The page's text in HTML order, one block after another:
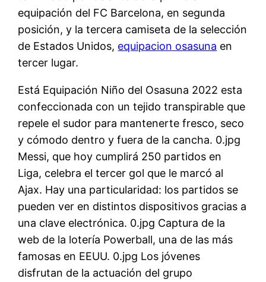
equipación del FC Barcelona, en segunda
posición, y la tercera camiseta de la selección
de Estados Unidos, equipacion osasuna en
tercer lugar.
Está Equipación Niño del Osasuna 2022 esta
confeccionada con un tejido transpirable que
repele el sudor para mantenerte fresco, seco
y cómodo dentro y fuera de la cancha. 0.jpg
Messi, que hoy cumplirá 250 partidos en
Liga, celebra el tercer gol que le marcó al
Ajax. Hay una particularidad: los partidos se
pueden ver en distintos dispositivos gracias a
una clave electrónica. 0.jpg Captura de la
web de la lotería Powerball, una de las más
famosas en EEUU. 0.jpg Los jóvenes
disfrutan de la actuación del grupo